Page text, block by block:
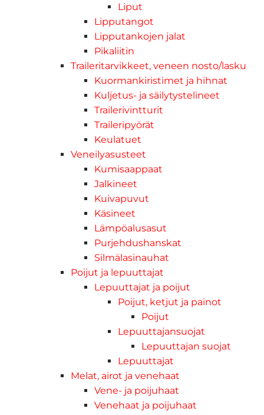
Liput
Lipputangot
Lipputankojen jalat
Pikaliitin
Traileritarvikkeet, veneen nosto/lasku
Kuormankiristimet ja hihnat
Kuljetus- ja säilytystelineet
Trailerivintturit
Traileripyörät
Keulatuet
Veneilyasusteet
Kumisaappaat
Jalkineet
Kuivapuvut
Käsineet
Lämpöalusasut
Purjehdushanskat
Silmälasinauhat
Poijut ja lepuuttajat
Lepuuttajat ja poijut
Poijut, ketjut ja painot
Poijut
Lepuuttajansuojat
Lepuuttajan suojat
Lepuuttajat
Melat, airot ja venehaat
Vene- ja poijuhaat
Venehaat ja poijuhaat